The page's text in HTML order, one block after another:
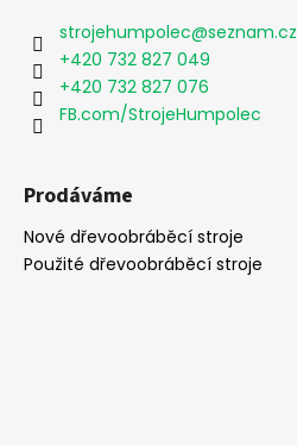
strojehumpolec@seznam.cz
+420 732 827 049
+420 732 827 076
FB.com/StrojeHumpolec
Prodáváme
Nové dřevoobráběcí stroje
Použité dřevoobráběcí stroje